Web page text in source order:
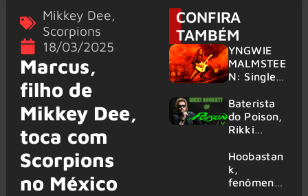
Mikkey Dee,
Scorpions
18/03/2025
Marcus,
filho de
Mikkey Dee,
toca com
Scorpions
no México
CONFIRA
TAMBÉM
YNGWIE
MALMSTEE
N: Single
Never’ e
novo disco
são
Baterista
do Poison,
Rikki
realizará
drum clinic
especial
Hoobastan
k,
fenômeno